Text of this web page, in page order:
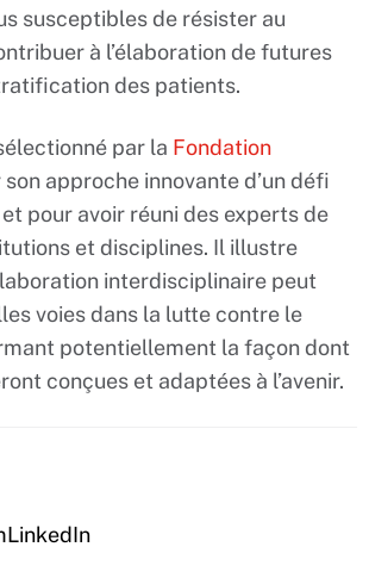
susceptibles de résister au
à l’élaboration de futures
des patients.
par la Fondation
son approche innovante d’un défi
pour avoir réuni des experts de
et disciplines. Il illustre
interdisciplinaire peut
voies dans la lutte contre le
potentiellement la façon dont
conçues et adaptées à l’avenir.
LinkedIn